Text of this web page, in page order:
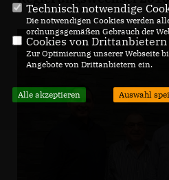
Technisch notwendige
Die notwendigen Cookies werden
ordnungsgemäßen Gebrauch der
Cookies von Drittanbietern
Zur Optimierung unserer Webseite
Angebote von Drittanbietern ein.
Alle akzeptieren Auswahl